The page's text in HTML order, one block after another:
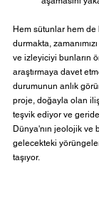
Hem sütunlar hem
durmakta,
ve izleyiciyi bunların
araştırmaya davet
durumunun anlık
proje, doğayla olan
teşvik ediyor ve geride
Dünya'nın jeolojik ve
gelecekteki
taşıyor.